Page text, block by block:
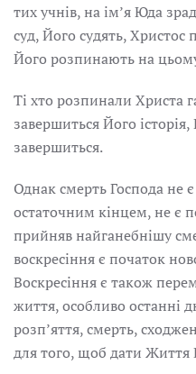
тих учнів, на імʼя Юда
суд, Його судять, Христос
Його розпинають на
Ті хто розпинали Христа
завершиться Його
завершиться.
Однак смерть Господа не
остаточним кінцем, не є
прийняв найганебнішу
воскресіння є початок
Воскресіння є також
життя, особливо останні
розпʼяття, смерть,
для того, щоб дати Життя